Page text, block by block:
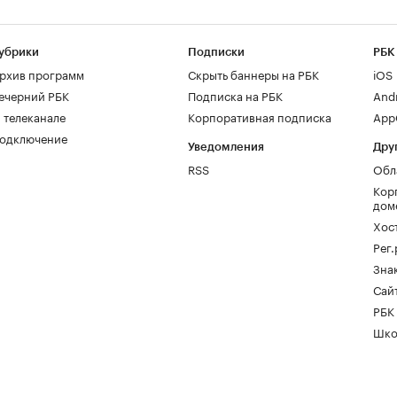
программ
РБК
Подписки
Скрыть баннеры на РБК
Подписка на РБК
Корпоративная подписка
Уведомления
RSS
РБК
iOS